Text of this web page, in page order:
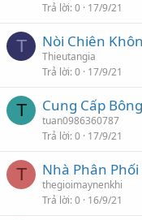
Trả lời 0 17/9/21
T Nòi Chiên
Thieutangia
Trả lời 0 17/9/21
T Cung Cấp
tuan0986360787
Trả lời 0 17/9/21
T Nhà Phân
thegioimaynenkhi
Trả lời 0 16/9/21